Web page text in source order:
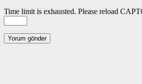
Time limit is exhausted. Please reload